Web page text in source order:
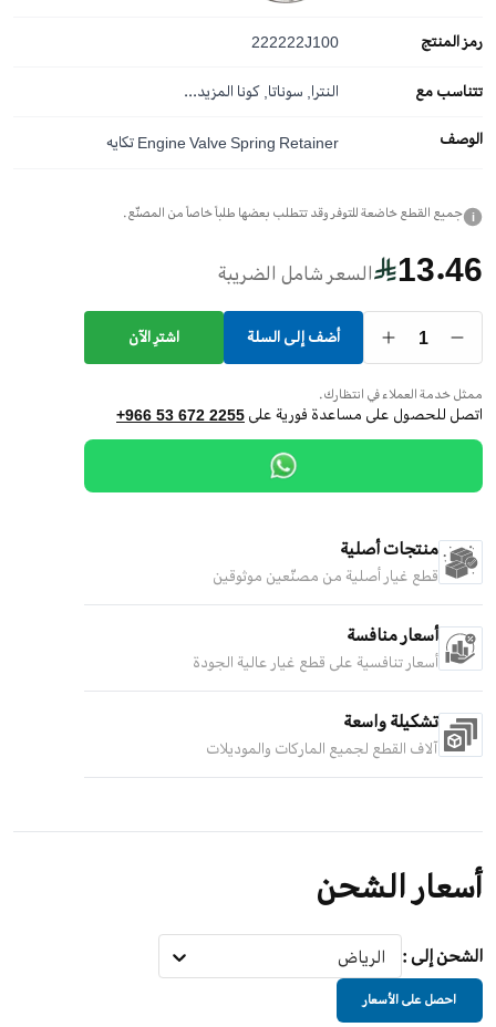
رمز المنتج 222222J100
تتناسب مع النترا, سوناتا, كونا المزيد...
الوصف Engine Valve Spring Retainer تكايه
i جميع القطع خاضعة للتوفر وقد تتطلب بعضها طلباً خاصاً من المصنّع.
13.46 السعر شامل الضريبة
1 أضف إلى السلة اشترِ الآن
ممثل خدمة العملاء في انتظارك.
اتصل للحصول على مساعدة فورية على +966 53 672 2255
منتجات أصلية
قطع غيار أصلية من مصنّعين موثوقين
أسعار منافسة
أسعار تنافسية على قطع غيار عالية الجودة
تشكيلة واسعة
آلاف القطع لجميع الماركات والموديلات
أسعار الشحن
الشحن إلى : الرياض
احصل على الأسعار